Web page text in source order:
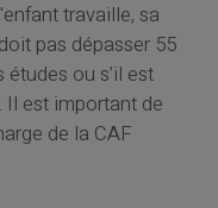
travaille, sa
pas dépasser 55
études ou s’il est
Il est important de
de la CAF